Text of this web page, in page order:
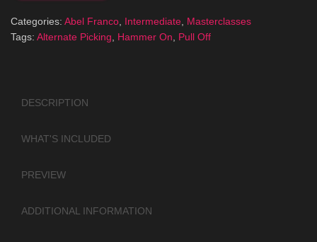
quantity
Categories: Abel Franco Intermediate Masterclasses
Tags: Alternate Picking Hammer On Pull Off
DESCRIPTION
WHAT'S INCLUDED
PREVIEW
ADDITIONAL INFORMATION